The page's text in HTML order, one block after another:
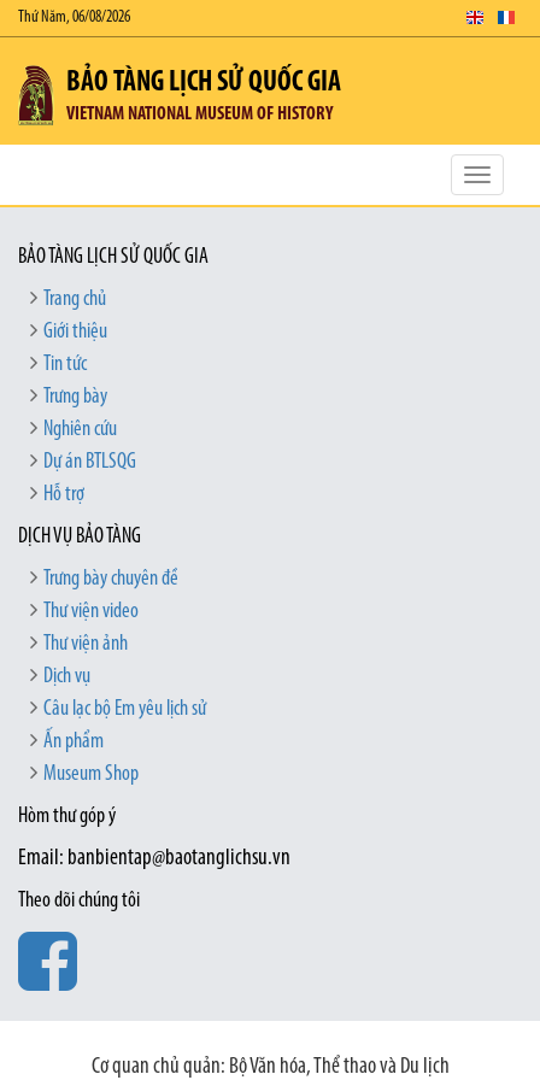
Thứ Năm, 06/08/2026
BẢO TÀNG LỊCH SỬ QUỐC GIA
VIETNAM NATIONAL MUSEUM OF HISTORY
Toggle
BẢO TÀNG LỊCH SỬ QUỐC GIA
Trang chủ
Giới thiệu
Tin tức
Trưng bày
Nghiên cứu
Dự án BTLSQG
Hỗ trợ
DỊCH VỤ BẢO TÀNG
Trưng bày chuyên đề
Thư viện video
Thư viện ảnh
Dịch vụ
Câu lạc bộ Em yêu lịch sử
Ấn phẩm
Museum Shop
Hòm thư góp ý
Email: banbientap@baotanglichsu.vn
Theo dõi chúng tôi
Cơ quan chủ quản: Bộ Văn hóa, Thể thao và Du lịch